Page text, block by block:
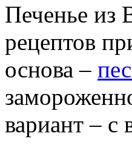
Печенье из
рецептов
основа –
вариант – с